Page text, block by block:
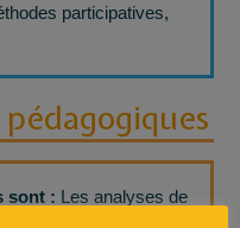
participatives,
sont : Les analyses de